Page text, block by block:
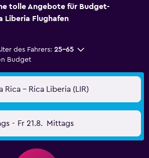
tolle Angebote für Budget-
Liberia Flughafen
des Fahrers: 25-65
Budget
Rica - Rica Liberia (LIR)
- Fr 21.8. Mittags